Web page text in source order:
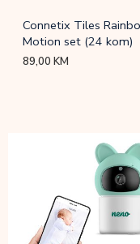
Connetix Tiles
Motion set (24 kom)
89,00KM